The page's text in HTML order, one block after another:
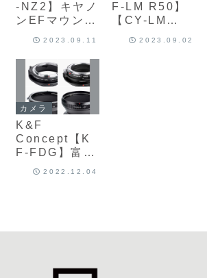
-NZ2】キヤノ
ンEFマウント
で使用するた
めの電子マウ
ントアダプタ
ー
2023.09.11
F-LM R50】
【CY-LM
2023.09.02
カメラ
K&F
Concept【K
F-FDG】富士
フイルムGFX
2022.12.04